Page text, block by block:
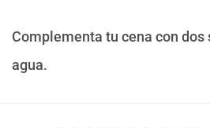
Complementa tu cena con
agua.